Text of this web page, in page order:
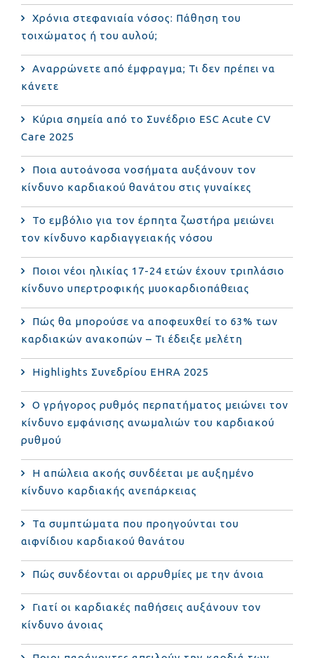
Χρόνια στεφανιαία νόσος: Πάθηση του
τοιχώματος ή του αυλού;
Αναρρώνετε από έμφραγμα; Τι δεν πρέπει να
κάνετε
Κύρια σημεία από το Συνέδριο ESC Acute CV
Care 2025
Ποια αυτοάνοσα νοσήματα αυξάνουν τον
κίνδυνο καρδιακού θανάτου στις γυναίκες
Το εμβόλιο για τον έρπητα ζωστήρα μειώνει
τον κίνδυνο καρδιαγγειακής νόσου
Ποιοι νέοι ηλικίας 17-24 ετών έχουν τριπλάσιο
κίνδυνο υπερτροφικής μυοκαρδιοπάθειας
Πώς θα μπορούσε να αποφευχθεί το 63% των
καρδιακών ανακοπών – Τι έδειξε μελέτη
Highlights Συνεδρίου EHRA 2025
Ο γρήγορος ρυθμός περπατήματος μειώνει τον
κίνδυνο εμφάνισης ανωμαλιών του καρδιακού
ρυθμού
Η απώλεια ακοής συνδέεται με αυξημένο
κίνδυνο καρδιακής ανεπάρκειας
Τα συμπτώματα που προηγούνται του
αιφνίδιου καρδιακού θανάτου
Πώς συνδέονται οι αρρυθμίες με την άνοια
Γιατί οι καρδιακές παθήσεις αυξάνουν τον
κίνδυνο άνοιας